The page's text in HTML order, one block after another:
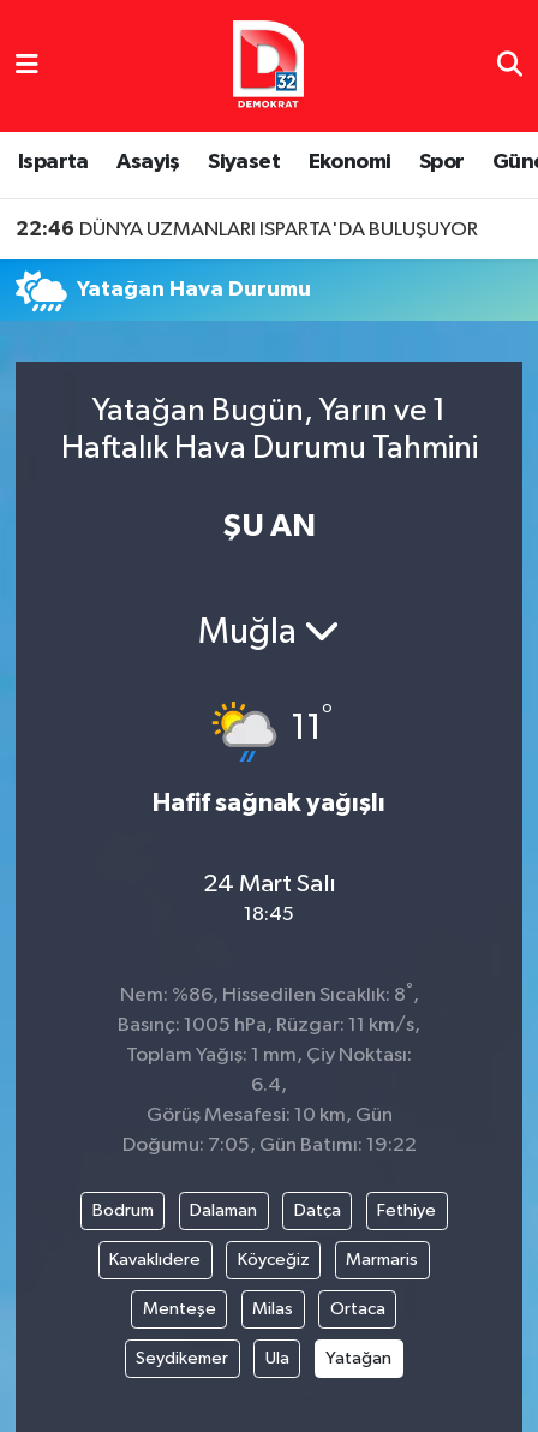
Isparta Asayiş Siyaset Ekonomi Spor
22:46 DÜNYA UZMANLARI ISPARTA'DA BULUŞUYOR
Yatağan Hava Durumu
Yatağan Bugün, Yarın ve 1
Haftalık Hava Durumu Tahmini
ŞU AN
Muğla
11 °
Hafif sağnak yağışlı
24 Mart Salı
18:45
Nem: %86, Hissedilen Sıcaklık: 8°,
Basınç: 1005 hPa, Rüzgar: 11 km/s,
Toplam Yağış: 1 mm, Çiy Noktası:
6.4,
Görüş Mesafesi: 10 km, Gün
Doğumu: 7:05, Gün Batımı: 19:22
Bodrum Dalaman Datça Fethiye
Kavaklıdere Köyceğiz Marmaris
Menteşe Milas Ortaca
Seydikemer Ula Yatağan
Isparta Nöbetçi Eczaneler
Isparta Hava Durumu
Isparta Namaz Vakitleri
Tüm Manşetler
Son Dakika Haberleri